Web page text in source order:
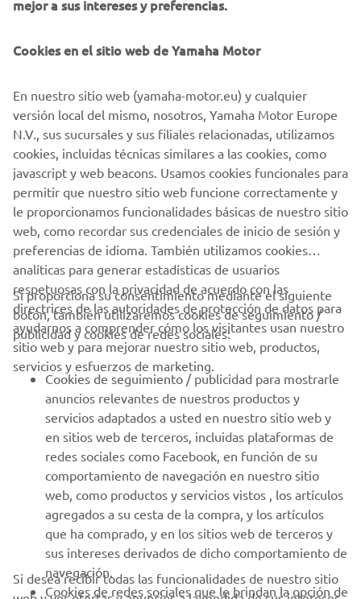
Con el paso del tiempo factores como las medidas de
peligrosidad de etapas como la bajada de Barcelona al
descartadas de la competición. Dando lugar en 2004 a la
primera edición del RAID de Mallorca, bien conocido como
La Dragonera
. Igualmente disfrutado pero menos
arriesgado teniendo en cuenta los avances de la época en
la que ahora vivimos y la cercanía a puerto.
Redactado por Esther Rodríguez Escalona.
CORPORATIVO
PROFESIONALES
MÁS YAMAHA
AYUDA
BOLETÍN DE NOTICIAS
Sé el primero en enterarte de las últimas ofertas, eventos
especiales, novedades
mejor a sus intereses y preferencias.
Cookies en el sitio web de Yamaha Motor
En nuestro sitio web (yamaha-motor.eu) y cualquier
versión local del mismo, nosotros, Yamaha Motor Europe
N.V., sus sucursales y sus filiales relacionadas, utilizamos
cookies, incluidas técnicas similares a las cookies, como
javascript y web beacons. Usamos cookies funcionales para
permitir que nuestro sitio web funcione correctamente y
le proporcionamos funcionalidades básicas de nuestro sitio
web, como recordar sus credenciales de inicio de sesión y
preferencias de idioma. También utilizamos cookies
analíticas para generar estadísticas de usuarios
respetuosas con la privacidad de acuerdo con las
directrices de las autoridades de protección de datos para
ayudarnos a comprender cómo los visitantes usan nuestro
sitio web y para mejorar nuestro sitio web, productos,
servicios y esfuerzos de marketing.
Si proporciona su consentimiento mediante el siguiente
botón, también utilizaremos cookies de seguimiento /
publicidad y cookies de redes sociales:
Cookies de seguimiento / publicidad para mostrarle
anuncios relevantes de nuestros productos y
servicios adaptados a usted en nuestro sitio web y
en sitios web de terceros, incluidas plataformas de
redes sociales como Facebook, en función de su
comportamiento de navegación en nuestro sitio
web, como productos y servicios vistos , los artículos
agregados a su cesta de la compra, y los artículos
que ha comprado, y en los sitios web de terceros y
sus intereses derivados de dicho comportamiento de
navegación.
Cookies de redes sociales que le brindan la opción de
Si desea recibir todas las funcionalidades de nuestro sitio